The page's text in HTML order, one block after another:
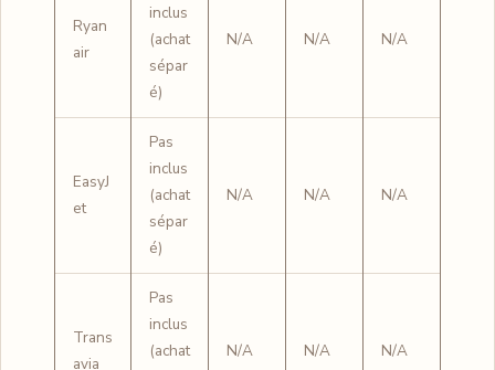
Ryan
air
inclus
(achat
sépar
é)
N/A N/A N/A
EasyJ
et
Pas
inclus
(achat
sépar
é)
N/A N/A N/A
Trans
avia
Pas
inclus
(achat
N/A N/A N/A